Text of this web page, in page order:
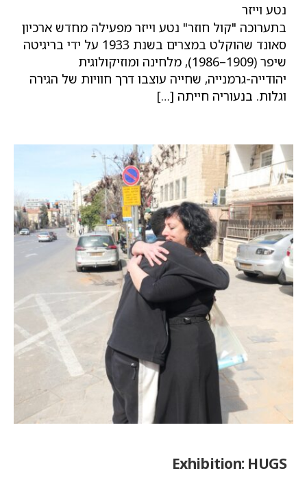
נטע וייזר
בתערוכה "קול חוזר" נטע וייזר מפעילה מחדש ארכיון
סאונד שהוקלט במצרים בשנת 1933 על ידי בריגיטה
שיפר (1909–1986), מלחינה ומוזיקולוגית
יהודייה-גרמנייה, שחייה עוצבו דרך חוויות של הגירה
וגלות. בנעוריה חייתה […]
Exhibition: HUGS